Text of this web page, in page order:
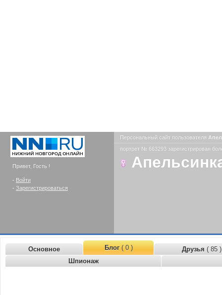
Привет, Гость !
- Войти
- Зарегистрироваться
Персональный сайт пользователя
портрет № 663293 зарегистрирован
Основное Блог( 0 ) Друзья ( 85 )
Шпионаж